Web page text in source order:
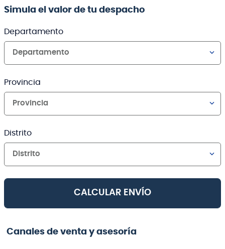
Simula el valor de tu despacho
Departamento
Departamento
Provincia
Provincia
Distrito
Distrito
CALCULAR ENVÍO
Canales de venta y asesoría